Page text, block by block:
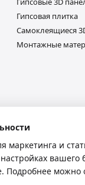
Гипсовая плитка
Самоклеящиеся
Монтажные
маркетинга и
Подробнее можно